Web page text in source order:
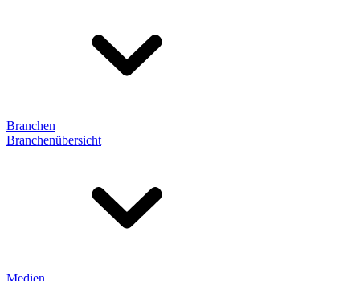
Branchen
Branchenübersicht
Medien